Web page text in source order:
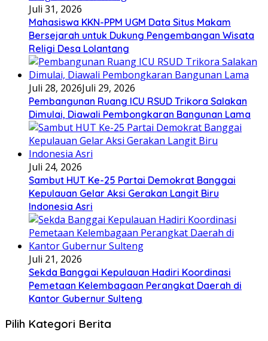
Juli 31, 2026
Mahasiswa KKN-PPM UGM Data Situs Makam
Bersejarah untuk Dukung Pengembangan Wisata
Religi Desa Lolantang
Juli 28, 2026Juli 29, 2026
Pembangunan Ruang ICU RSUD Trikora Salakan
Dimulai, Diawali Pembongkaran Bangunan Lama
Juli 24, 2026
Sambut HUT Ke-25 Partai Demokrat Banggai
Kepulauan Gelar Aksi Gerakan Langit Biru
Indonesia Asri
Juli 21, 2026
Sekda Banggai Kepulauan Hadiri Koordinasi
Pemetaan Kelembagaan Perangkat Daerah di
Kantor Gubernur Sulteng
Pilih Kategori Berita